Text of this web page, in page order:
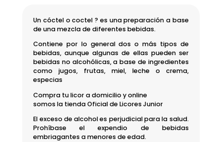
Un cóctel o coctel ? es una preparación a base
de una mezcla de diferentes bebidas.
Contiene por lo general dos o más tipos de
bebidas, aunque algunas de ellas pueden ser
bebidas no alcohólicas, a base de ingredientes
como jugos, frutas, miel, leche o crema,
especias
Compra tu licor a domicilio y online
somos la tienda Oficial de Licores Junior
El exceso de alcohol es perjudicial para la salud.
Prohíbase el expendio de bebidas
embriagantes a menores de edad.